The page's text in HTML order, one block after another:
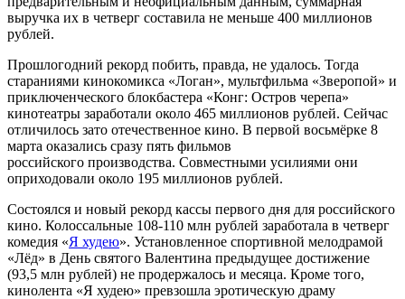
выручка их в четверг составила не меньше 400 миллионов
рублей.
Прошлогодний рекорд побить, правда, не удалось. Тогда
стараниями кинокомикса «Логан», мультфильма «Зверопой» и
приключенческого блокбастера «Конг: Остров черепа»
кинотеатры заработали около 465 миллионов рублей. Сейчас
отличилось зато отечественное кино. В первой восьмёрке 8
марта оказались сразу пять фильмов
российского производства. Совместными усилиями они
оприходовали около 195 миллионов рублей.
Состоялся и новый рекорд кассы первого дня для российского
кино. Колоссальные 108-110 млн рублей заработала в четверг
комедия «Я худею». Установленное спортивной мелодрамой
«Лёд» в День святого Валентина предыдущее достижение
(93,5 млн рублей) не продержалось и месяца. Кроме того,
кинолента «Я худею» превзошла эротическую драму